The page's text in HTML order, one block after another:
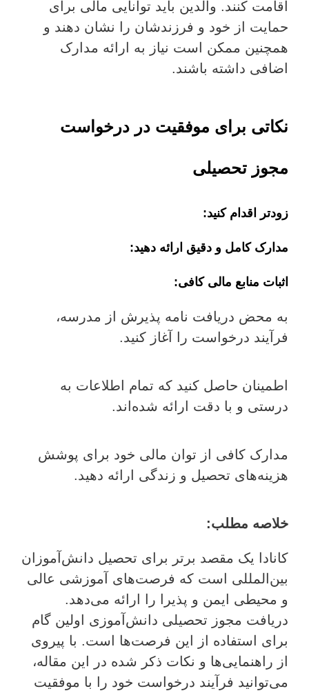
اقامت کنند. والدین باید توانایی مالی برای
حمایت از خود و فرزندشان را نشان دهند و
همچنین ممکن است نیاز به ارائه مدارک
اضافی داشته باشند.
نکاتی برای موفقیت در درخواست
مجوز تحصیلی
زودتر اقدام کنید:
مدارک کامل و دقیق ارائه دهید:
اثبات منابع مالی کافی:
به محض دریافت نامه پذیرش از مدرسه،
فرآیند درخواست را آغاز کنید.
اطمینان حاصل کنید که تمام اطلاعات به
درستی و با دقت ارائه شده‌اند.
مدارک کافی از توان مالی خود برای پوشش
هزینه‌های تحصیل و زندگی ارائه دهید.
خلاصه مطلب:
کانادا یک مقصد برتر برای تحصیل دانش‌آموزان
بین‌المللی است که فرصت‌های آموزشی عالی
و محیطی ایمن و پذیرا را ارائه می‌دهد.
دریافت مجوز تحصیلی دانش‌آموزی اولین گام
برای استفاده از این فرصت‌ها است. با پیروی
از راهنمایی‌ها و نکات ذکر شده در این مقاله،
می‌توانید فرآیند درخواست خود را با موفقیت